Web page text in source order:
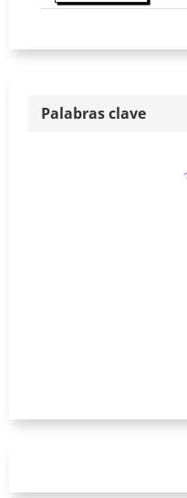
Palabras clave